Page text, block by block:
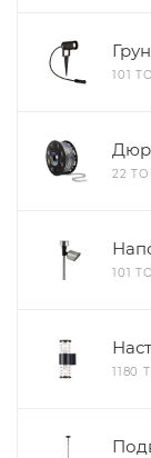
101
22
101
1180